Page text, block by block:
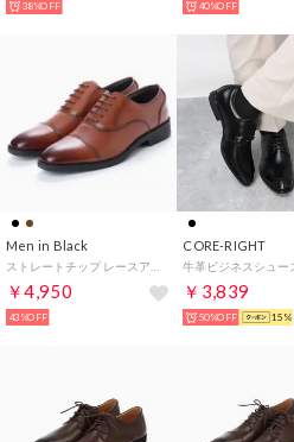
38%OFF 40%OFF
Men in Black
￥4,950
43%OFF
CORE-RIGHT
￥3,839
50%OFF 15%